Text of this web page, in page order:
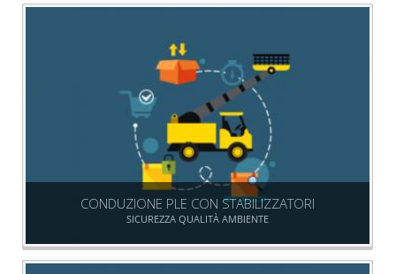
CONDUZIONE PLE CON STABILIZZATORI
SICUREZZA QUALITÀ AMBIENTE